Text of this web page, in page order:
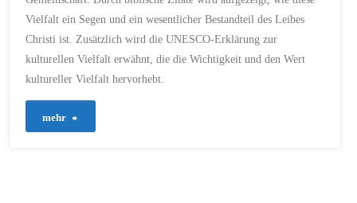
Vielfalt ein Segen und ein wesentlicher Bestandteil des Leibes
Christi ist. Zusätzlich wird die UNESCO-Erklärung zur
kulturellen Vielfalt erwähnt, die die Wichtigkeit und den Wert
kultureller Vielfalt hervorhebt.
mehr